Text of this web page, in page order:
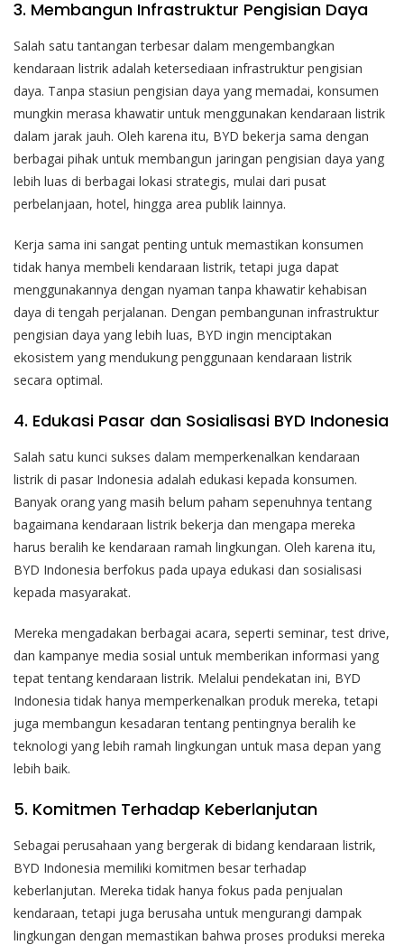
3. Membangun Infrastruktur Pengisian Daya
Salah satu tantangan terbesar dalam mengembangkan
kendaraan listrik adalah ketersediaan infrastruktur pengisian
daya. Tanpa stasiun pengisian daya yang memadai, konsumen
mungkin merasa khawatir untuk menggunakan kendaraan listrik
dalam jarak jauh. Oleh karena itu, BYD bekerja sama dengan
berbagai pihak untuk membangun jaringan pengisian daya yang
lebih luas di berbagai lokasi strategis, mulai dari pusat
perbelanjaan, hotel, hingga area publik lainnya.
Kerja sama ini sangat penting untuk memastikan konsumen
tidak hanya membeli kendaraan listrik, tetapi juga dapat
menggunakannya dengan nyaman tanpa khawatir kehabisan
daya di tengah perjalanan. Dengan pembangunan infrastruktur
pengisian daya yang lebih luas, BYD ingin menciptakan
ekosistem yang mendukung penggunaan kendaraan listrik
secara optimal.
4. Edukasi Pasar dan Sosialisasi BYD Indonesia
Salah satu kunci sukses dalam memperkenalkan kendaraan
listrik di pasar Indonesia adalah edukasi kepada konsumen.
Banyak orang yang masih belum paham sepenuhnya tentang
bagaimana kendaraan listrik bekerja dan mengapa mereka
harus beralih ke kendaraan ramah lingkungan. Oleh karena itu,
BYD Indonesia berfokus pada upaya edukasi dan sosialisasi
kepada masyarakat.
Mereka mengadakan berbagai acara, seperti seminar, test drive,
dan kampanye media sosial untuk memberikan informasi yang
tepat tentang kendaraan listrik. Melalui pendekatan ini, BYD
Indonesia tidak hanya memperkenalkan produk mereka, tetapi
juga membangun kesadaran tentang pentingnya beralih ke
teknologi yang lebih ramah lingkungan untuk masa depan yang
lebih baik.
5. Komitmen Terhadap Keberlanjutan
Sebagai perusahaan yang bergerak di bidang kendaraan listrik,
BYD Indonesia memiliki komitmen besar terhadap
keberlanjutan. Mereka tidak hanya fokus pada penjualan
kendaraan, tetapi juga berusaha untuk mengurangi dampak
lingkungan dengan memastikan bahwa proses produksi mereka